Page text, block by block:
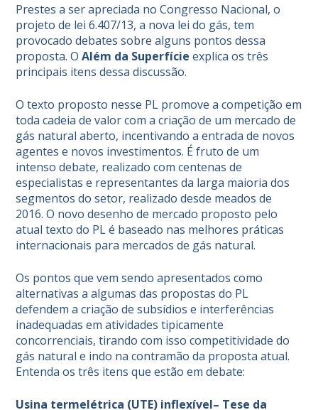
Prestes a ser apreciada no Congresso Nacional, o
projeto de lei 6.407/13, a nova lei do gás, tem
provocado debates sobre alguns pontos dessa
proposta. OAlém da Superfície explica os três
principais itens dessa discussão.
O texto proposto nesse PL promove a competição em
toda cadeia de valor com a criação de um mercado de
gás natural aberto, incentivando a entrada de novos
agentes e novos investimentos. É fruto de um
intenso debate, realizado com centenas de
especialistas e representantes da larga maioria dos
segmentos do setor, realizado desde meados de
2016. O novo desenho de mercado proposto pelo
atual texto do PL é baseado nas melhores práticas
internacionais para mercados de gás natural.
Os pontos que vem sendo apresentados como
alternativas a algumas das propostas do PL
defendem a criação de subsídios e interferências
inadequadas em atividades tipicamente
concorrenciais, tirando com isso competitividade do
gás natural e indo na contramão da proposta atual.
Entenda os três itens que estão em debate:
Usina termelétrica (UTE) inflexível– Tese da